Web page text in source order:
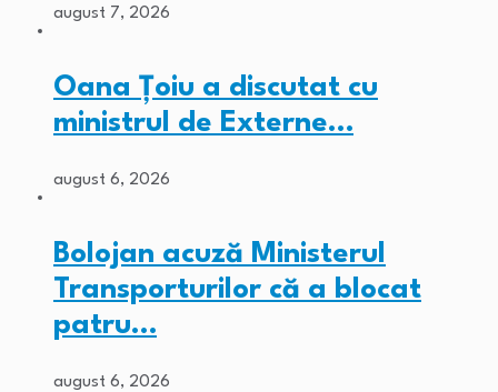
august 7, 2026
Oana Țoiu a discutat cu
ministrul de Externe…
august 6, 2026
Bolojan acuză Ministerul
Transporturilor că a blocat
patru…
august 6, 2026